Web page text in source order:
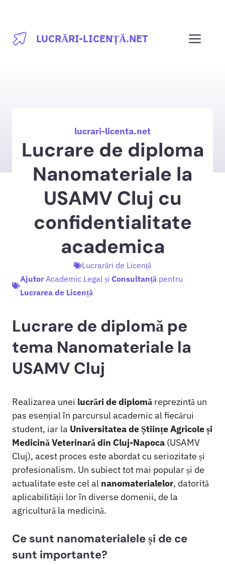
conținut
LUCRĂRI-LICENȚĂ.NET
lucrari-licenta.net
Lucrare de diploma
Nanomateriale la
USAMV Cluj cu
confidentialitate
academica
Lucrarări de Licență
Ajutor Academic Legal și Consultanță pentru
Lucrarea de Licență
Lucrare de diplomă pe
tema Nanomateriale la
USAMV Cluj
Realizarea unei lucrări de diplomă reprezintă un
pas esențial în parcursul academic al fiecărui
student, iar la Universitatea de Științe Agricole și
Medicină Veterinară din Cluj-Napoca (USAMV
Cluj), acest proces este abordat cu seriozitate și
profesionalism. Un subiect tot mai popular și de
actualitate este cel al nanomaterialelor, datorită
aplicabilității lor în diverse domenii, de la
agricultură la medicină.
Ce sunt nanomaterialele și de ce
sunt importante?